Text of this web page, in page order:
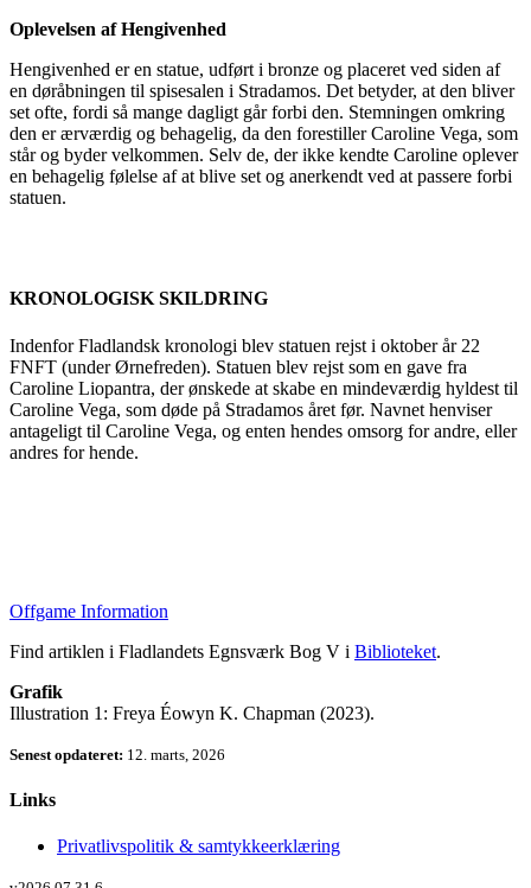
Oplevelsen af Hengivenhed
Hengivenhed er en statue, udført i bronze og placeret ved siden af
en døråbningen til spisesalen i Stradamos. Det betyder, at den bliver
set ofte, fordi så mange dagligt går forbi den. Stemningen omkring
den er ærværdig og behagelig, da den forestiller Caroline Vega, som
står og byder velkommen. Selv de, der ikke kendte Caroline oplever
en behagelig følelse af at blive set og anerkendt ved at passere forbi
statuen.
KRONOLOGISK SKILDRING
Indenfor Fladlandsk kronologi blev statuen rejst i oktober år 22
FNFT (under Ørnefreden). Statuen blev rejst som en gave fra
Caroline Liopantra, der ønskede at skabe en mindeværdig hyldest til
Caroline Vega, som døde på Stradamos året før. Navnet henviser
antageligt til Caroline Vega, og enten hendes omsorg for andre, eller
andres for hende.
Offgame Information
Find artiklen i Fladlandets Egnsværk Bog V i Biblioteket.
Grafik
Illustration 1: Freya Éowyn K. Chapman (2023).
Senest opdateret: 12. marts, 2026
Links
Privatlivspolitik & samtykkeerklæring